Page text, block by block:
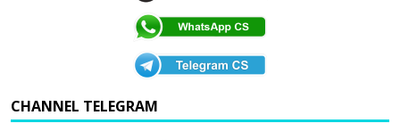
CHANNEL TELEGRAM